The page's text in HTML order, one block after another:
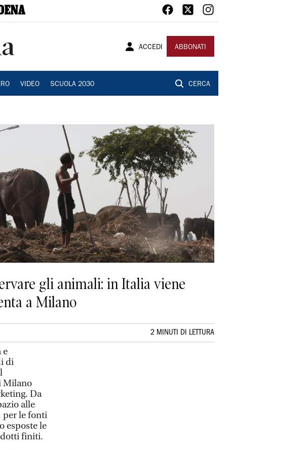
ACCEDI ABBONATI
VIDEO SCUOLA 2030 CERCA
gli animali: in Italia viene
a Milano
2 MINUTI DI LETTURA
e
di
Milano
Da
alle
per le fonti
esposte le
finiti.